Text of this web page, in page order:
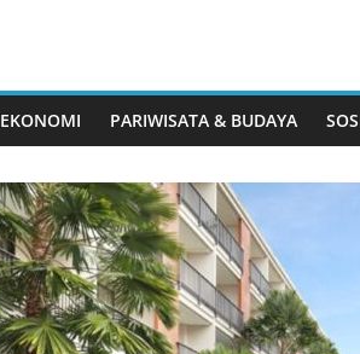
EKONOMI PARIWISATA & BUDAYA